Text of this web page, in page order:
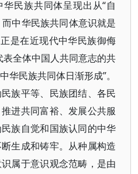
民族共同体呈现出从“自
中华民族共同体意识就是
是在近现代中华民族御侮
表全体中国人共同意志的共
华民族共同体日渐形成”。
族平等、民族团结、各民
进共同富裕、发展公共服
族自觉和国族认同的中华
生成和铸牢。从种属构造
属于意识观念范畴，是由